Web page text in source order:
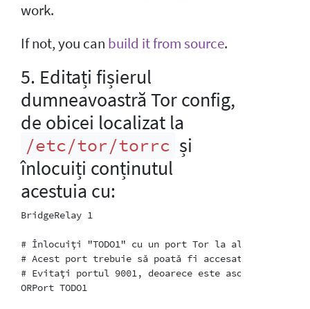
work.
If not, you can build it from source.
5. Editați fișierul
dumneavoastră Tor config,
de obicei localizat la
/etc/tor/torrc și
înlocuiți conținutul
acestuia cu:
BridgeRelay 1
# Înlocuiți "TODO1" cu un port Tor la alegere.
# Acest port trebuie să poată fi accesat extern.
# Evitați portul 9001, deoarece este asociat în
ORPort TODO1